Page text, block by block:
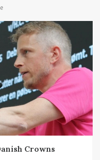
Crowns